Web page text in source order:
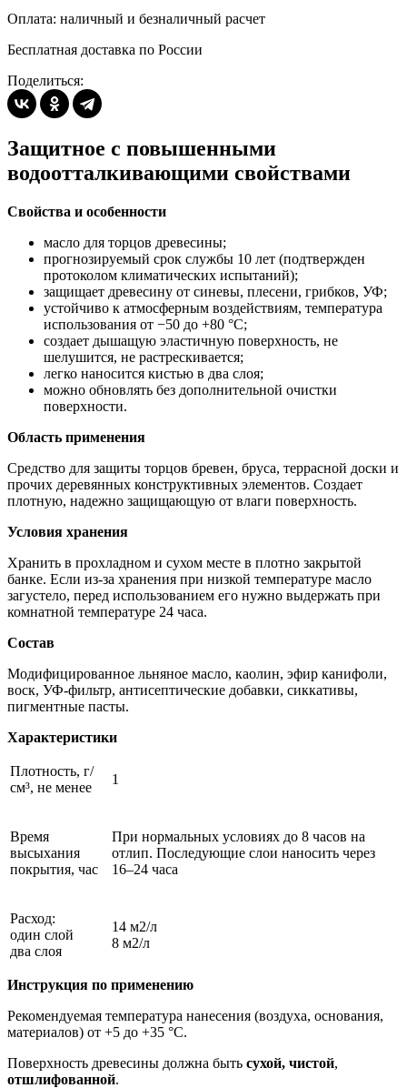
Оплата: наличный и безналичный расчет
Бесплатная доставка по России
Поделиться:
Защитное с повышенными
водоотталкивающими свойствами
Свойства и особенности
масло для торцов древесины;
прогнозируемый срок службы 10 лет (подтвержден
протоколом климатических испытаний);
защищает древесину от синевы, плесени, грибков, УФ;
устойчиво к атмосферным воздействиям, температура
использования от −50 до +80 °С;
создает дышащую эластичную поверхность, не
шелушится, не растрескивается;
легко наносится кистью в два слоя;
можно обновлять без дополнительной очистки
поверхности.
Область применения
Средство для защиты торцов бревен, бруса, террасной доски и
прочих деревянных конструктивных элементов. Создает
плотную, надежно защищающую от влаги поверхность.
Условия хранения
Хранить в прохладном и сухом месте в плотно закрытой
банке. Если из-за хранения при низкой температуре масло
загустело, перед использованием его нужно выдержать при
комнатной температуре 24 часа.
Состав
Модифицированное льняное масло, каолин, эфир канифоли,
воск, УФ-фильтр, антисептические добавки, сиккативы,
пигментные пасты.
Характеристики
Плотность, г/
см³, не менее
1
Время
высыхания
покрытия, час
При нормальных условиях до 8 часов на
отлип. Последующие слои наносить через
16–24 часа
Расход:
один слой
два слоя
14 м2/л
8 м2/л
Инструкция по применению
Рекомендуемая температура нанесения (воздуха, основания,
материалов) от +5 до +35 °С.
Поверхность древесины должна быть сухой, чистой,
отшлифованной.